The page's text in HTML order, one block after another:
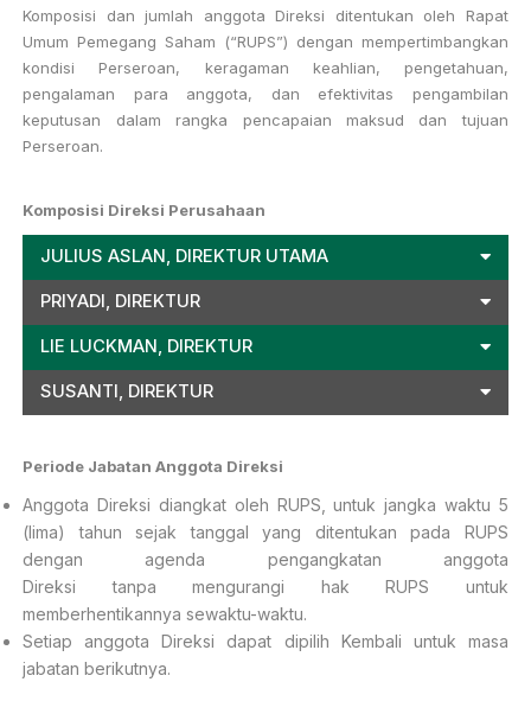
Komposisi dan jumlah anggota Direksi ditentukan oleh Rapat
Umum Pemegang Saham (“RUPS”) dengan mempertimbangkan
kondisi Perseroan, keragaman keahlian, pengetahuan,
pengalaman para anggota, dan efektivitas pengambilan
keputusan dalam rangka pencapaian maksud dan tujuan
Perseroan.
Komposisi Direksi Perusahaan
JULIUS ASLAN, DIREKTUR UTAMA
PRIYADI, DIREKTUR
LIE LUCKMAN, DIREKTUR
SUSANTI, DIREKTUR
Periode Jabatan Anggota Direksi
Anggota Direksi diangkat oleh RUPS, untuk jangka waktu 5
(lima) tahun sejak tanggal yang ditentukan pada RUPS
dengan agenda pengangkatan anggota
Direksi tanpa mengurangi hak RUPS untuk
memberhentikannya sewaktu-waktu.
Setiap anggota Direksi dapat dipilih Kembali untuk masa
jabatan berikutnya.